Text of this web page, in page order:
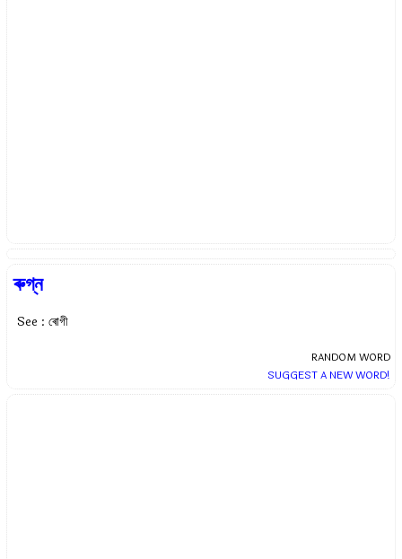
ৰুগ্ন
See : ৰোগী
RANDOM WORD
SUGGEST A NEW WORD!